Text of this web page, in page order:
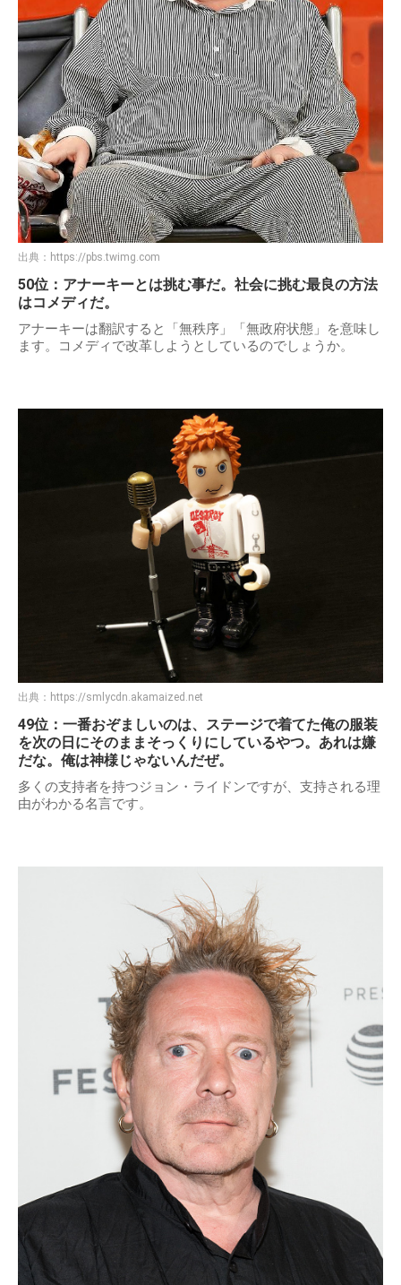
出典： https://pbs.twimg.com
50位：アナーキーとは挑む事だ。社会に挑む最良の方法
はコメディだ。
アナーキーは翻訳すると「無秩序」「無政府状態」を意味し
ます。コメディで改革しようとしているのでしょうか。
出典： https://smlycdn.akamaized.net
49位：一番おぞましいのは、ステージで着てた俺の服装
を次の日にそのままそっくりにしているやつ。あれは嫌
だな。俺は神様じゃないんだぜ。
多くの支持者を持つジョン・ライドンですが、支持される理
由がわかる名言です。